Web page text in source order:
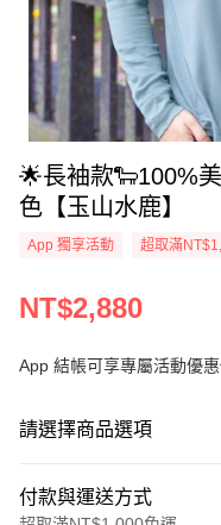
🌟長袖款🐑100%
色【玉山水鹿】
App 獨享活動 超取滿
NT$2,880
App 結帳可享專屬活動優
請選擇商品選項
付款與運送方式